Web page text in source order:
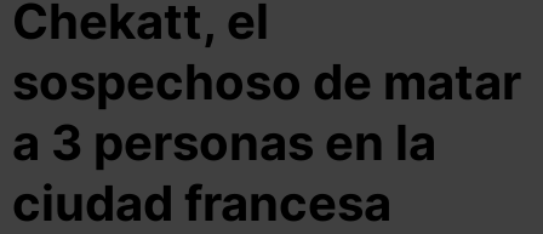
Chekatt, el
sospechoso de matar
a 3 personas en la
ciudad francesa